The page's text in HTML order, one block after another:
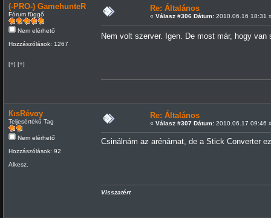
(-PRO-) GamehunteR
Fórum függő
Nem elérhető
Hozzászólások: 1267
[+] [+]
Re: Általános
« Válasz #306 Dátum:2010.06.16 18:31
Nem volt szerver. Igen. De most már, hogy
КιsRévαy
Teljesértékű Tag
Nem elérhető
Hozzászólások: 92
Alkesz.
Re: Általános
« Válasz #307 Dátum:2010.06.17 09:46
Csinálnám az arénámat, de a Stick Converter
Visszatért